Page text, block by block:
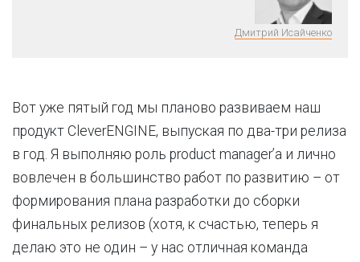
Дмитрий Исайченко
Вот уже пятый год мы планово развиваем наш
продукт CleverENGINE, выпуская по два-три релиза
в год. Я выполняю роль product manager’а и лично
вовлечен в большинство работ по развитию – от
формирования плана разработки до сборки
финальных релизов (хотя, к счастью, теперь я
делаю это не один – у нас отличная команда